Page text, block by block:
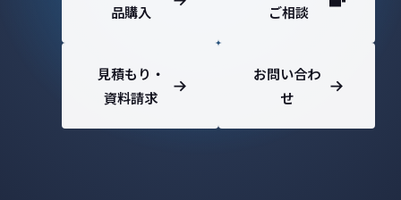
品購入
ご相談
見積もり・
資料請求
お問い合わ
せ